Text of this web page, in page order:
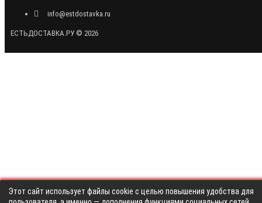
info@estdostavka.ru
ЕСТЬДОСТАВКА.РУ © 2026
Этот сайт использует файлы cookie с целью повышения удобства для